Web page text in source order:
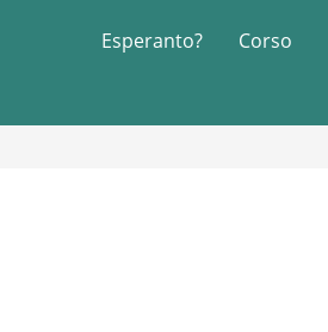
Esperanto? Corso